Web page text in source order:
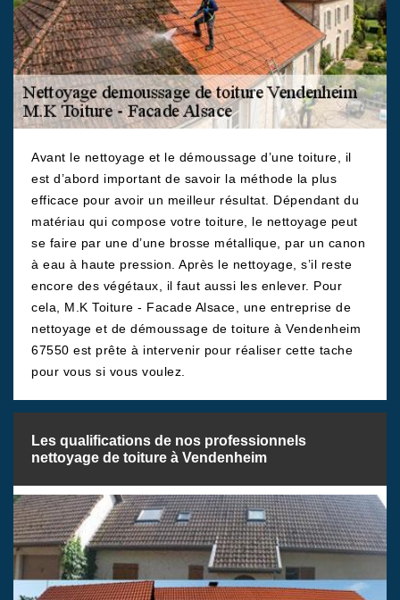
Avant le nettoyage et le démoussage d’une toiture, il
est d’abord important de savoir la méthode la plus
efficace pour avoir un meilleur résultat. Dépendant du
matériau qui compose votre toiture, le nettoyage peut
se faire par une d’une brosse métallique, par un canon
à eau à haute pression. Après le nettoyage, s’il reste
encore des végétaux, il faut aussi les enlever. Pour
cela, M.K Toiture - Facade Alsace, une entreprise de
nettoyage et de démoussage de toiture à Vendenheim
67550 est prête à intervenir pour réaliser cette tache
pour vous si vous voulez.
Les qualifications de nos professionnels
nettoyage de toiture à Vendenheim